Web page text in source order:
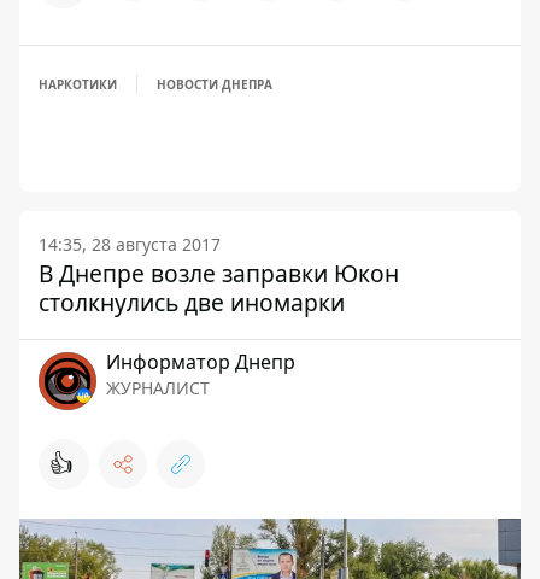
НАРКОТИКИ НОВОСТИ ДНЕПРА
14:35, 28 августа 2017
В Днепре возле заправки Юкон
столкнулись две иномарки
Информатор Днепр
ЖУРНАЛИСТ
👍